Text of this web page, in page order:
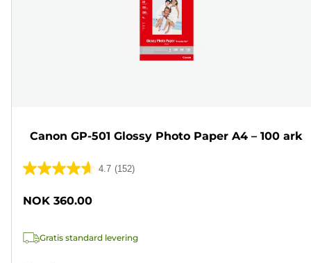
Canon GP-501 Glossy Photo Paper A4 – 100 ark
4.7 (152)
4.7
152
NOK 360.00
Gratis standard levering